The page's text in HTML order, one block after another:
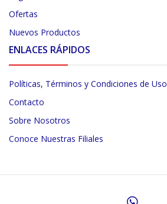
Ofertas
Nuevos Productos
ENLACES RÁPIDOS
Políticas, Términos y Condiciones de Uso
Contacto
Sobre Nosotros
Conoce Nuestras Filiales